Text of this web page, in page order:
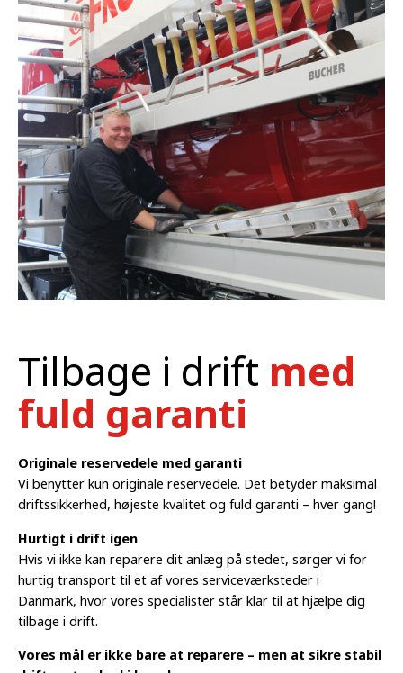
Tilbage i drift med
fuld garanti
Originale reservedele med garanti
Vi benytter kun originale reservedele. Det betyder maksimal
driftssikkerhed, højeste kvalitet og fuld garanti – hver gang!
Hurtigt i drift igen
Hvis vi ikke kan reparere dit anlæg på stedet, sørger vi for
hurtig transport til et af vores serviceværksteder i
Danmark, hvor vores specialister står klar til at hjælpe dig
tilbage i drift.
Vores mål er ikke bare at reparere – men at sikre stabil